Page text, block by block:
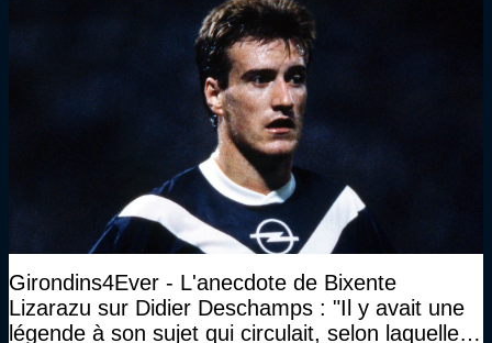
Girondins4Ever - L'anecdote de Bixente
Lizarazu sur Didier Deschamps : "Il y avait une
légende à son sujet qui circulait, selon laquelle il